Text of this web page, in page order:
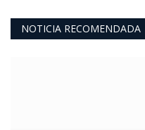
NOTICIA RECOMENDADA